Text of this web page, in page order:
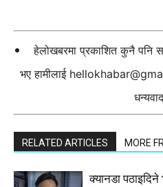
हेलोखबरमा प्रकाशित कुनै पनि
भए हामीलाई
RELATED ARTICLES MORE
क्यानडा